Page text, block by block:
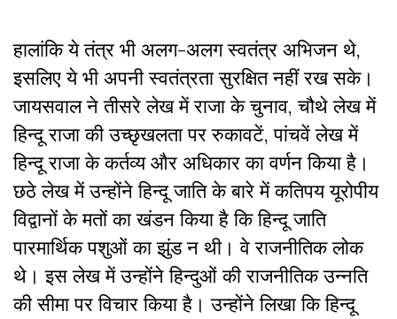
हालांकि ये तंत्र भी अलग-अलग स्वतंत्र अभिजन थे,
इसलिए ये भी अपनी स्वतंत्रता सुरक्षित नहीं रख सके।
जायसवाल ने तीसरे लेख में राजा के चुनाव, चौथे लेख में
हिन्दू राजा की उच्छृखलता पर रुकावटें, पांचवें लेख में
हिन्दू राजा के कर्तव्य और अधिकार का वर्णन किया है।
छठे लेख में उन्होंने हिन्दू जाति के बारे में कतिपय यूरोपीय
विद्वानों के मतों का खंडन किया है कि हिन्दू जाति
पारमार्थिक पशुओं का झुंड न थी। वे राजनीतिक लोक
थे। इस लेख में उन्होंने हिन्दुओं की राजनीतिक उन्नति
की सीमा पर विचार किया है। उन्होंने लिखा कि हिन्दू